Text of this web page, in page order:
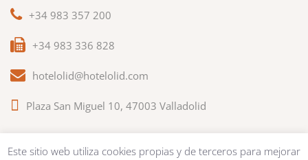
+34 983 357 200
+34 983 336 828
hotelolid@hotelolid.com
Plaza San Miguel 10, 47003 Valladolid
Este sitio web utiliza cookies propias y de terceros para mejorar